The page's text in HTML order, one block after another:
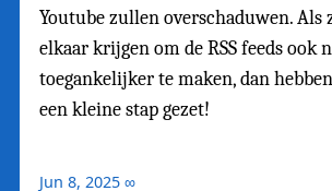
Youtube zullen overschaduwen. Als
elkaar krijgen om de RSS feeds ook
toegankelijker te maken, dan
een kleine stap gezet!
Jun 8, 2025 ∞